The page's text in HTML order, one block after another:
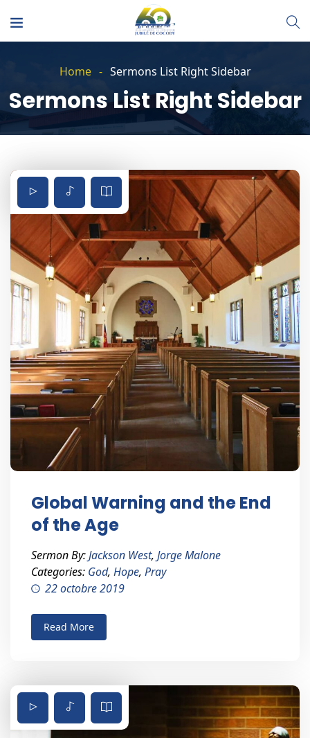
Home Sermons List Right Sidebar
Sermons List Right Sidebar
Global Warning and the End
of the Age
Sermon By:Jackson West, Jorge Malone
Categories: God, Hope, Pray
22 octobre 2019
Read More